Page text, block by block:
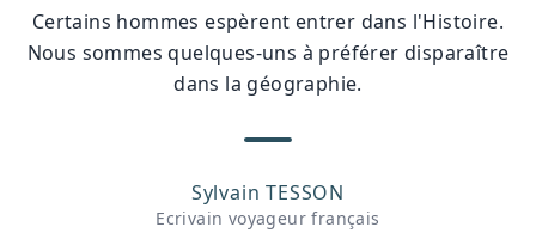
Certains hommes espèrent entrer dans l'Histoire.
Nous sommes quelques-uns à préférer disparaître
dans la géographie.
Sylvain TESSON
Ecrivain voyageur français